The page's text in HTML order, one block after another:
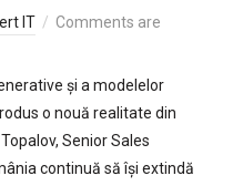
IT
Comments are
și a modelelor
o nouă realitate din
Senior Sales
continuă să își extindă